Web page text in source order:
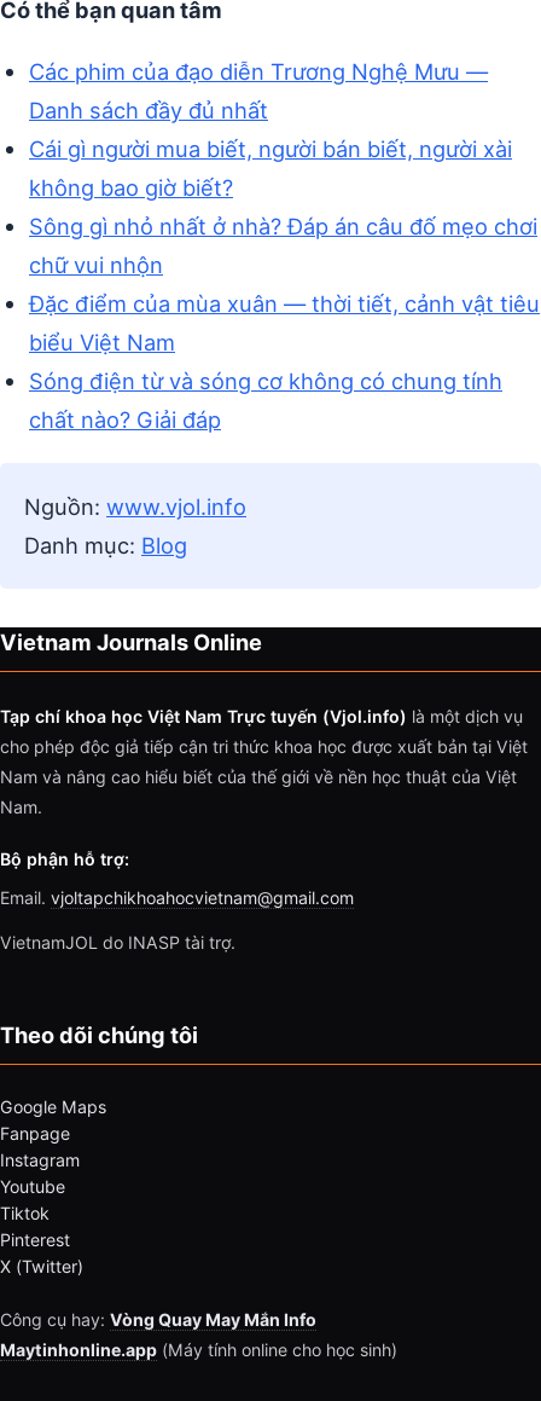
Có thể bạn quan tâm
Các phim của đạo diễn Trương Nghệ Mưu —
Danh sách đầy đủ nhất
Cái gì người mua biết, người bán biết, người xài
không bao giờ biết?
Sông gì nhỏ nhất ở nhà? Đáp án câu đố mẹo chơi
chữ vui nhộn
Đặc điểm của mùa xuân — thời tiết, cảnh vật tiêu
biểu Việt Nam
Sóng điện từ và sóng cơ không có chung tính
chất nào? Giải đáp
Nguồn: www.vjol.info
Danh mục: Blog
Vietnam Journals Online
Tạp chí khoa học Việt Nam Trực tuyến (Vjol.info) là một dịch vụ
cho phép độc giả tiếp cận tri thức khoa học được xuất bản tại Việt
Nam và nâng cao hiểu biết của thế giới về nền học thuật của Việt
Nam.
Bộ phận hỗ trợ:
Email. vjoltapchikhoahocvietnam@gmail.com
VietnamJOL do INASP tài trợ.
Theo dõi chúng tôi
Google Maps
Fanpage
Instagram
Youtube
Tiktok
Pinterest
X (Twitter)
Công cụ hay: Vòng Quay May Mắn Info
Maytinhonline.app (Máy tính online cho học sinh)